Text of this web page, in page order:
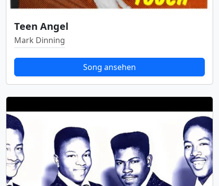
Teen Angel
Mark Dinning
Song ansehen